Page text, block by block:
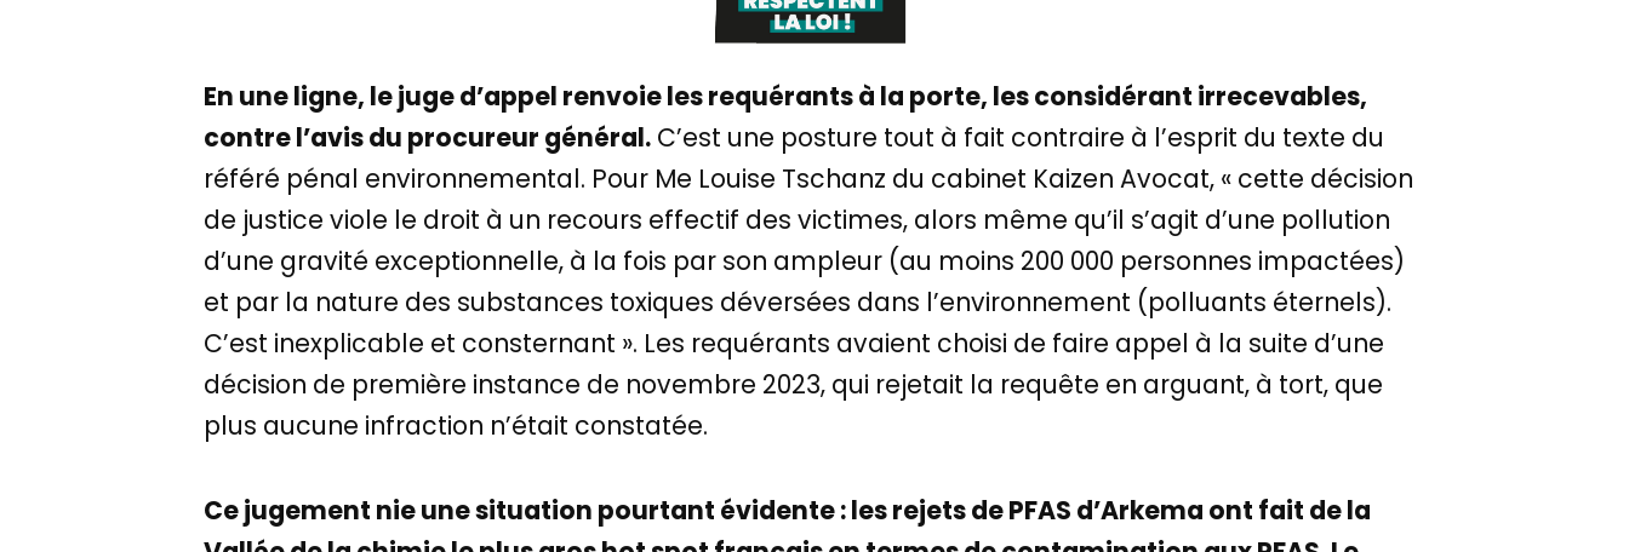
En une ligne, le juge d’appel renvoie les requérants à la porte, les considérant irrecevables,
contre l’avis du procureur général. C’est une posture tout à fait contraire à l’esprit du texte du
référé pénal environnemental. Pour Me Louise Tschanz du cabinet Kaizen Avocat, « cette décision
de justice viole le droit à un recours effectif des victimes, alors même qu’il s’agit d’une pollution
d’une gravité exceptionnelle, à la fois par son ampleur (au moins 200 000 personnes impactées)
et par la nature des substances toxiques déversées dans l’environnement (polluants éternels).
C’est inexplicable et consternant ». Les requérants avaient choisi de faire appel à la suite d’une
décision de première instance de novembre 2023, qui rejetait la requête en arguant, à tort, que
plus aucune infraction n’était constatée.
Ce jugement nie une situation pourtant évidente : les rejets de PFAS d’Arkema ont fait de la